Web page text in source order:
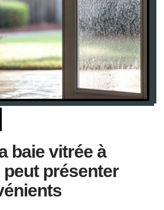
baie vitrée à
peut présenter